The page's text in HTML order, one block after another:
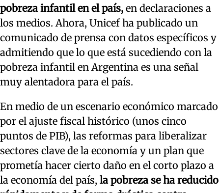
pobreza infantil en el país, en declaraciones a
los medios. Ahora, Unicef ha publicado un
comunicado de prensa con datos específicos y
admitiendo que lo que está sucediendo con la
pobreza infantil en Argentina es una señal
muy alentadora para el país.
En medio de un escenario económico marcado
por el ajuste fiscal histórico (unos cinco
puntos de PIB), las reformas para liberalizar
sectores clave de la economía y un plan que
prometía hacer cierto daño en el corto plazo a
la economía del país, la pobreza se ha reducido